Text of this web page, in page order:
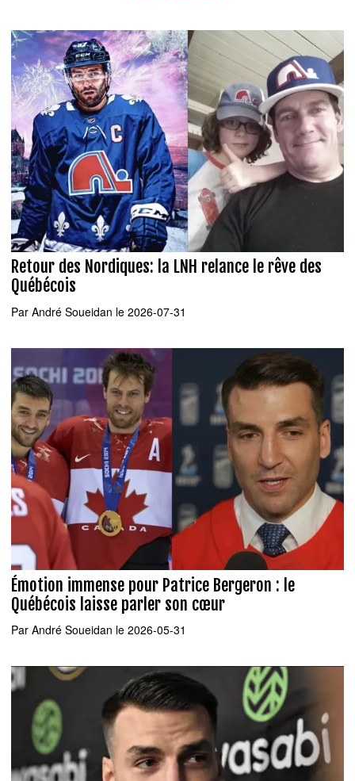
Retour des Nordiques: la LNH relance le rêve des
Québécois
Par André Soueidan le 2026-07-31
Émotion immense pour Patrice Bergeron : le
Québécois laisse parler son cœur
Par André Soueidan le 2026-05-31